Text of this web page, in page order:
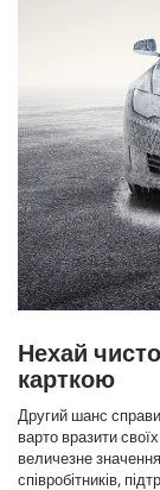
Нехай
карткою
Другий шанс
варто вразити
величезне
співробітників,